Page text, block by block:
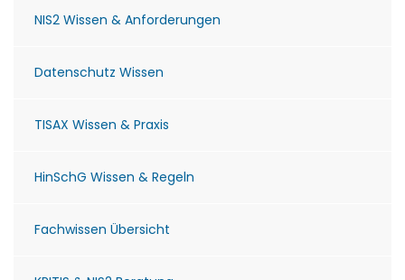
NIS2 Wissen & Anforderungen
Datenschutz Wissen
TISAX Wissen & Praxis
HinSchG Wissen & Regeln
Fachwissen Übersicht